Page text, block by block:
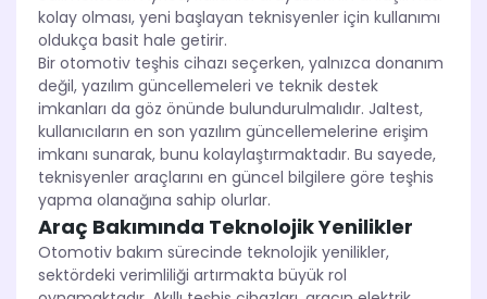
kolay olması, yeni başlayan teknisyenler için kullanımı
oldukça basit hale getirir.
Bir otomotiv teşhis cihazı seçerken, yalnızca donanım
değil, yazılım güncellemeleri ve teknik destek
imkanları da göz önünde bulundurulmalıdır. Jaltest,
kullanıcıların en son yazılım güncellemelerine erişim
imkanı sunarak, bunu kolaylaştırmaktadır. Bu sayede,
teknisyenler araçlarını en güncel bilgilere göre teşhis
yapma olanağına sahip olurlar.
Araç Bakımında Teknolojik Yenilikler
Otomotiv bakım sürecinde teknolojik yenilikler,
sektördeki verimliliği artırmakta büyük rol